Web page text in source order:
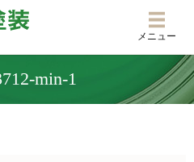
メニ
メニュー
min-1